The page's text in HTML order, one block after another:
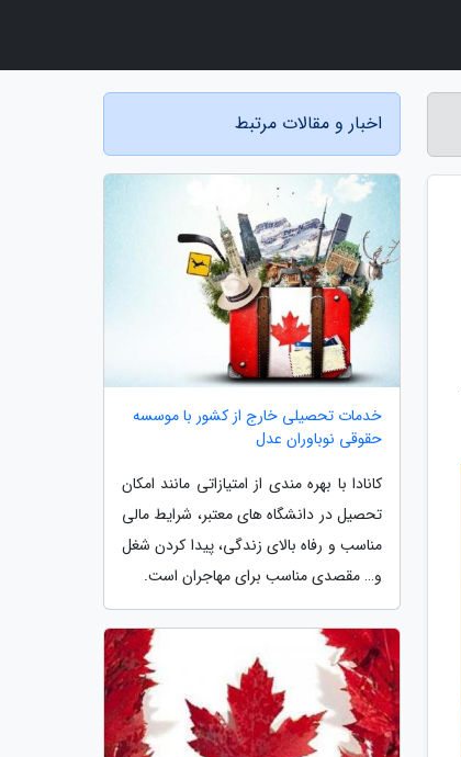
اخبار و مقالات مرتبط
خدمات تحصیلی خارج از کشور با موسسه
حقوقی نوباوران عدل
کانادا با بهره مندی از امتیازاتی مانند امکان
تحصیل در دانشگاه های معتبر، شرایط مالی
مناسب و رفاه بالای زندگی، پیدا کردن شغل
و… مقصدی مناسب برای مهاجران است.